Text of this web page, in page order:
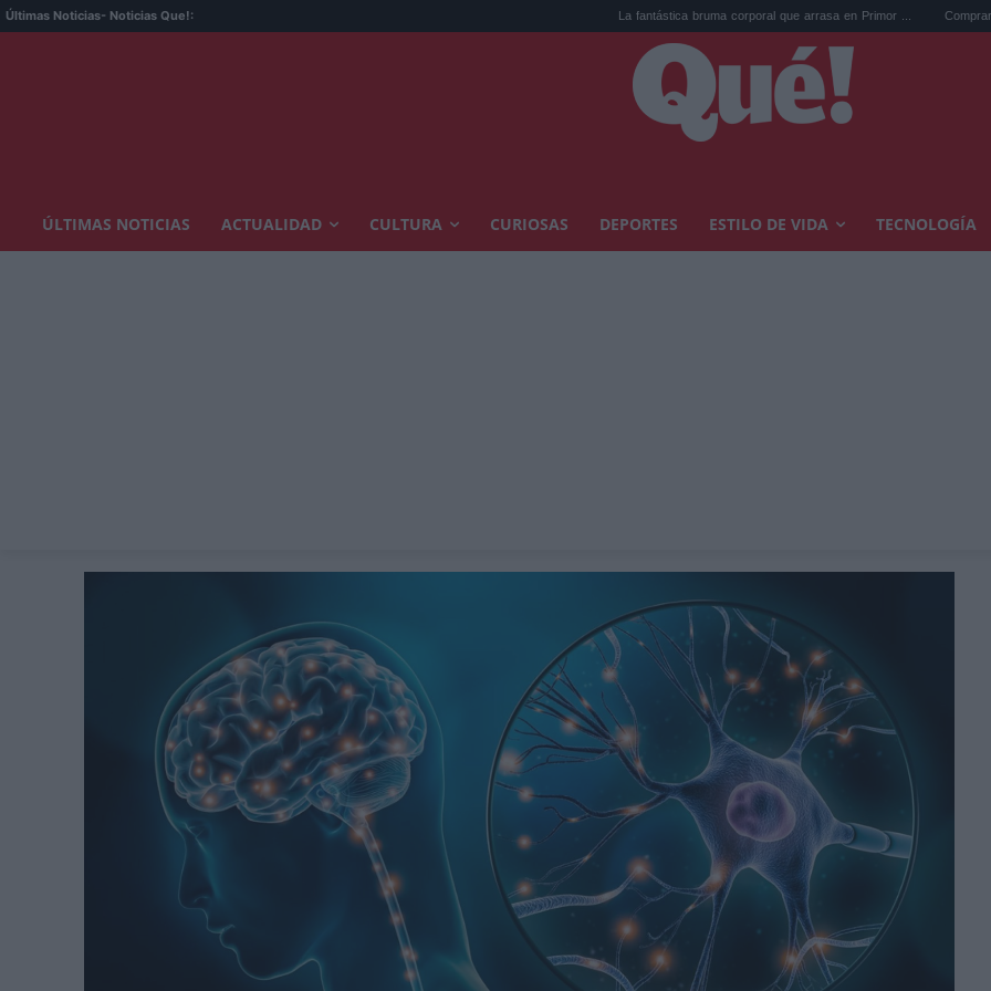
Últimas Noticias- Noticias Que!: La fantástica bruma corporal que arrasa en Primor ... Comprar arte en
ÚLTIMAS NOTICIAS ACTUALIDAD CULTURA CURIOSAS DEPORTES ESTILO DE VIDA TECNOLOGÍA